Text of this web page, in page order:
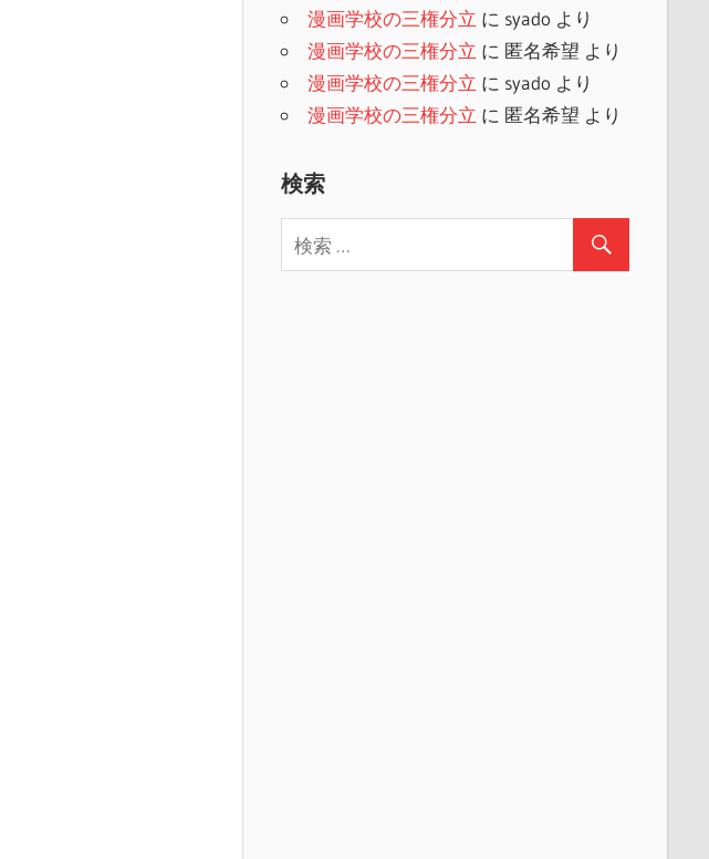
漫画学校の三権分立 に syado より
漫画学校の三権分立 に 匿名希望 より
漫画学校の三権分立 に syado より
漫画学校の三権分立 に 匿名希望 より
検索